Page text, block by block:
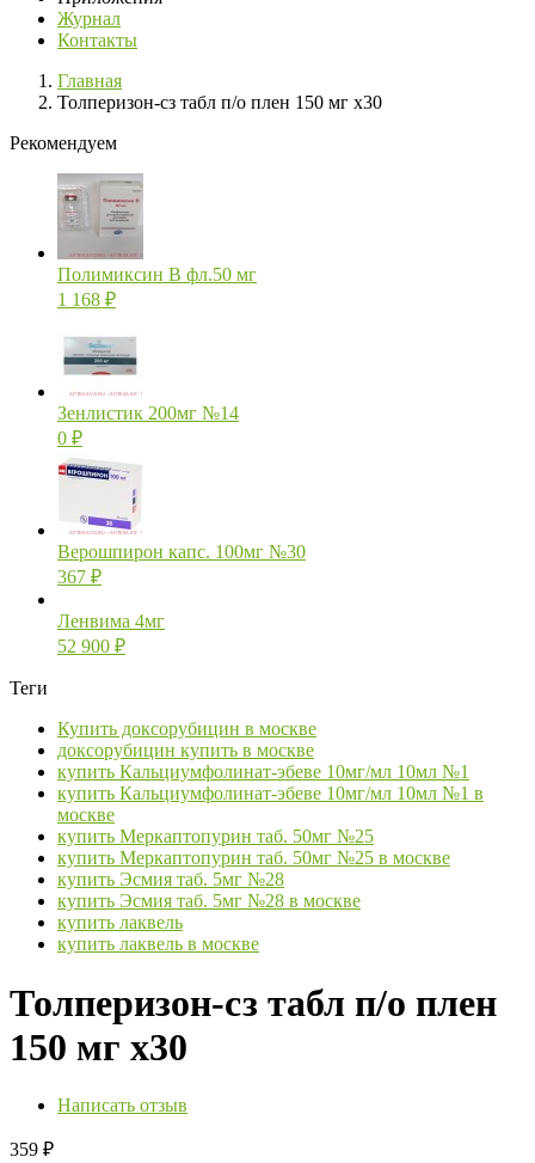
Журнал
Контакты
Главная
Толперизон-сз табл п/о плен 150 мг х30
Рекомендуем
Полимиксин В фл.50 мг
1 168 ₽
Зенлистик 200мг №14
0 ₽
Верошпирон капс. 100мг №30
367 ₽
Ленвима 4мг
52 900 ₽
Теги
Купить доксорубицин в москве
доксорубицин купить в москве
купить Кальциумфолинат-эбеве 10мг/мл 10мл №1
купить Кальциумфолинат-эбеве 10мг/мл 10мл №1 в
москве
купить Меркаптопурин таб. 50мг №25
купить Меркаптопурин таб. 50мг №25 в москве
купить Эсмия таб. 5мг №28
купить Эсмия таб. 5мг №28 в москве
купить лаквель
купить лаквель в москве
Толперизон-сз табл п/о плен
150 мг х30
Написать отзыв
359 ₽